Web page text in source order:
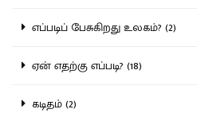
எப்படிப் பேசுகிறது உலகம்? (2)
ஏன் எதற்கு எப்படி? (18)
கடிதம் (2)